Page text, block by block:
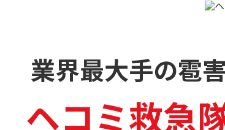
業界最大手の雹
ヘコミ救急